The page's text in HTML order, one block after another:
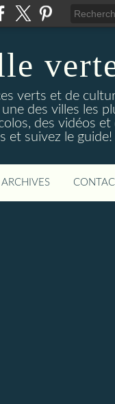
verts et de
des villes les
des vidéos
et suivez le guide!
ARCHIVES